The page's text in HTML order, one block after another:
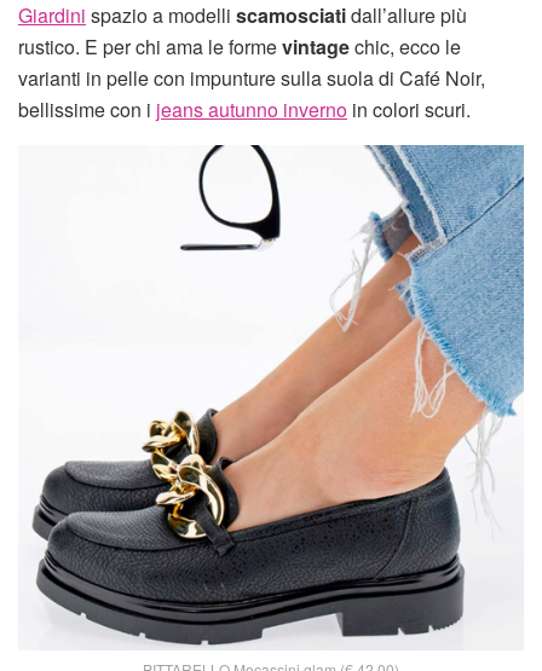
Giardini spazio a modelli scamosciatidall’allure più
rustico. E per chi ama le formevintagechic, ecco le
varianti in pelle con impunture sulla suola di Café Noir,
bellissime con i jeans autunno inverno in colori scuri.